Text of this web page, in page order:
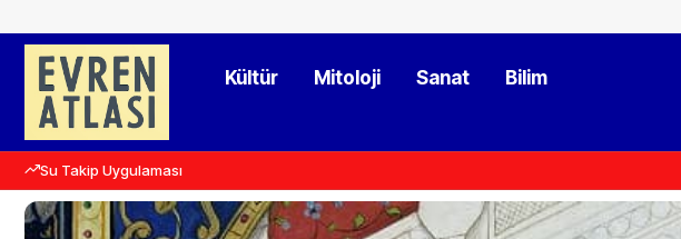
Kültür Mitoloji Sanat Bilim
Su Takip Uygulaması